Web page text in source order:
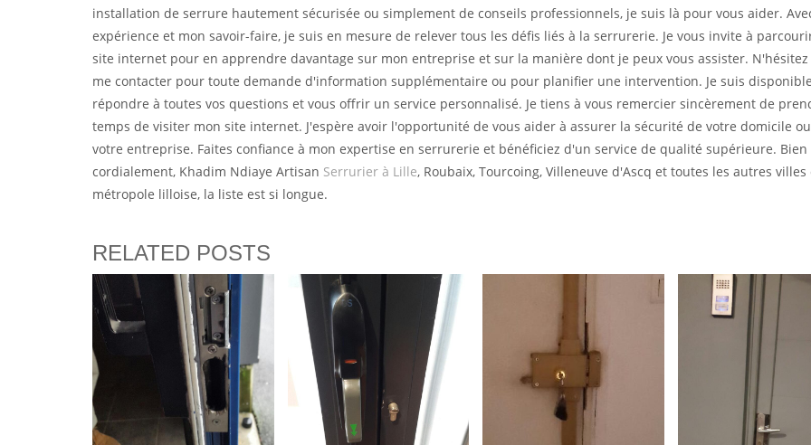
installation de serrure hautement sécurisée ou simplement de conseils professionnels, je suis là pour vous aider.
expérience et mon savoir-faire, je suis en mesure de relever tous les défis liés à la serrurerie. Je vous invite à
site internet pour en apprendre davantage sur mon entreprise et sur la manière dont je peux vous assister. N'hésitez
me contacter pour toute demande d'information supplémentaire ou pour planifier une intervention. Je suis
répondre à toutes vos questions et vous offrir un service personnalisé. Je tiens à vous remercier sincèrement de
temps de visiter mon site internet. J'espère avoir l'opportunité de vous aider à assurer la sécurité de votre domicile
votre entreprise. Faites confiance à mon expertise en serrurerie et bénéficiez d'un service de qualité supérieure. Bien
cordialement, Khadim Ndiaye Artisan Serrurier à Lille, Roubaix, Tourcoing, Villeneuve d'Ascq et toutes les autres villes
métropole lilloise, la liste est si longue.
RELATED POSTS